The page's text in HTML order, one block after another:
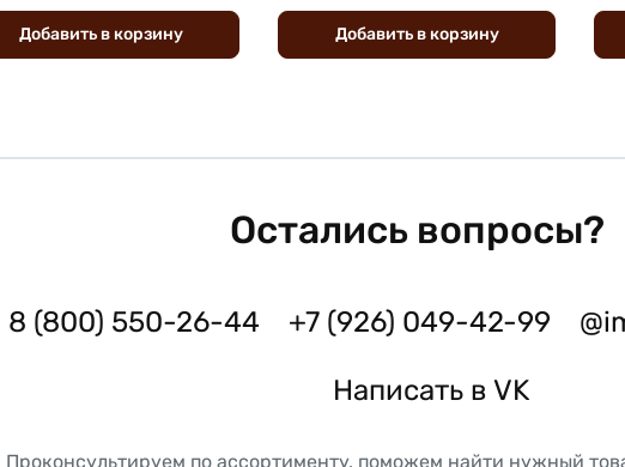
Добавить вкорзину Добавить вкорзину
Остались вопросы?
8 (800) 550-26-44 +7 (926) 049-42-99
Написать в VK
Проконсультируем по ассортименту, поможем найти нужный